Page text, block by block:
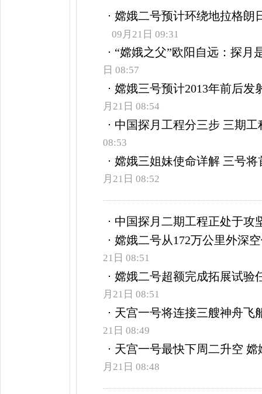
嫦娥二号预计环绕地拉格朗
09月21日 09:31
“嫦娥之父”欧阳自远：探月
日 08:57
嫦娥三号预计2013年前后发
月21日 08:54
中国探月工程分三步 三期工
08:53
嫦娥三姐妹使命详解 三号
月21日 08:52
中国探月二期工程正处于攻
嫦娥二号从172万公里外深
21日 08:51
嫦娥二号超额完成拓展试验
月21日 08:51
天宫一号将连接三艘神舟飞
21日 08:49
天宫一号最快下周二升空
月21日 08:48